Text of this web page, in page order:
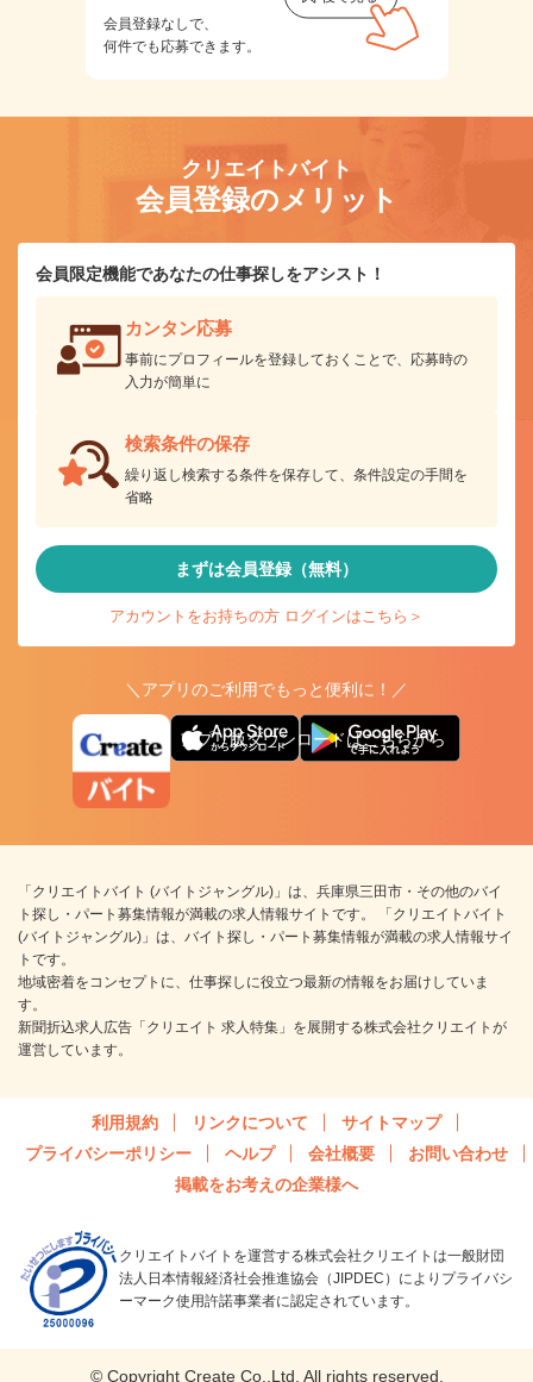
会員登録なしで、
何件でも応募できます。
クリエイトバイト
会員登録のメリット
会員限定機能であなたの仕事探しをアシスト！
カンタン応募
事前にプロフィールを登録しておくことで、応募時の
入力が簡単に
検索条件の保存
繰り返し検索する条件を保存して、条件設定の手間を
省略
まずは会員登録（無料）
アカウントをお持ちの方 ログインはこちら＞
＼アプリのご利用でもっと便利に！／
アプリ版ダウンロードはこちらから
「クリエイトバイト (バイトジャングル)」は、兵庫県三田市・その他のバイ
ト探し・パート募集情報が満載の求人情報サイトです。 「クリエイトバイト
(バイトジャングル)」は、バイト探し・パート募集情報が満載の求人情報サイ
トです。
地域密着をコンセプトに、仕事探しに役立つ最新の情報をお届けしていま
す。
新聞折込求人広告「クリエイト 求人特集」を展開する株式会社クリエイトが
運営しています。
利用規約 リンクについて
サイトマップ
プライバシーポリシー
ヘルプ 会社概要
お問い合わせ
掲載をお考えの企業様へ
クリエイトバイトを運営する株式会社クリエイトは一般財団
法人日本情報経済社会推進協会（JIPDEC）によりプライバシ
ーマーク使用許諾事業者に認定されています。
© Copyright Create Co.,Ltd. All rights reserved.